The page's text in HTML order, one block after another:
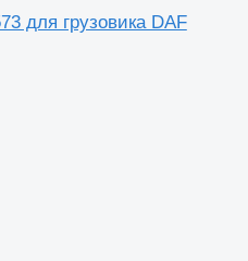
для грузовика DAF